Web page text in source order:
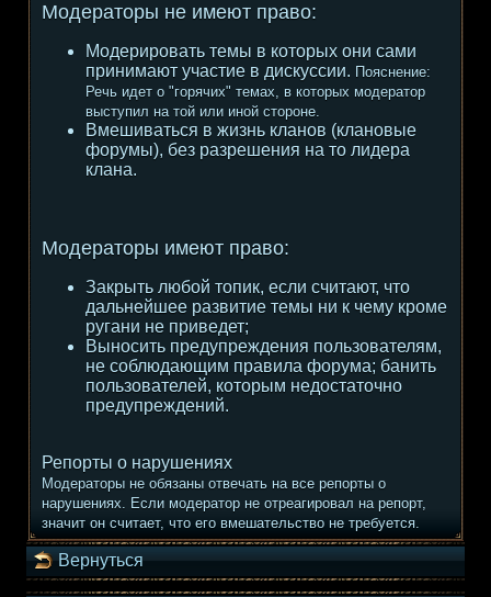
Модераторы не имеют право:
Модерировать темы в которых они сами
принимают участие в дискуссии. Пояснение:
Речь идет о "горячих" темах, в которых модератор
выступил на той или иной стороне.
Вмешиваться в жизнь кланов (клановые
форумы), без разрешения на то лидера
клана.
Модераторы имеют право:
Закрыть любой топик, если считают, что
дальнейшее развитие темы ни к чему кроме
ругани не приведет;
Выносить предупреждения пользователям,
не соблюдающим правила форума; банить
пользователей, которым недостаточно
предупреждений.
Репорты о нарушениях
Модераторы не обязаны отвечать на все репорты о
нарушениях. Если модератор не отреагировал на репорт,
значит он считает, что его вмешательство не требуется.
Вернуться